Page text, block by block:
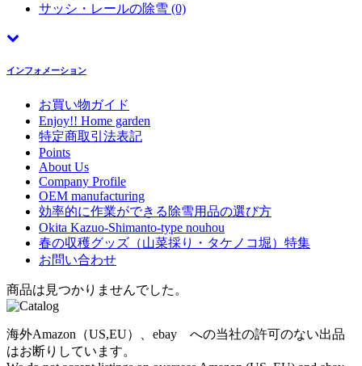
サッシ・レールの除雪 (0)
インフォメーション
お買い物ガイド
Enjoy!! Home garden
特定商取引法表記
Points
About Us
Company Profile
OEM manufacturing
効率的に作業ができる除雪用品の選び方
Okita Kazuo-Shimanto-type nouhou
春の収穫グッズ（山菜採り・タケノコ堀）特集
お問い合わせ
商品は見つかりませんでした。
海外Amazon（US,EU）、ebay への当社の許可のない出品
はお断りしています。